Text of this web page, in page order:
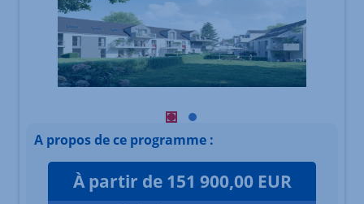
Visuel principal mobile Afficher
Visuel principal mobile
A propos de ce programme :
À partir de 151 900,00 EUR